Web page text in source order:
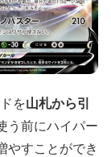
を山札から引
う前にハイパー
やすことができ